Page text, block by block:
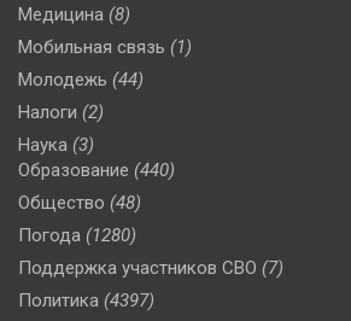
Медицина (8)
Мобильная связь (1)
Молодежь (44)
Налоги (2)
Наука (3)
Образование (440)
Общество (48)
Погода (1280)
Поддержка участников СВО (7)
Политика (4397)